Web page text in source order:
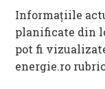
Informațiile
planificate din
pot fi
energie.ro